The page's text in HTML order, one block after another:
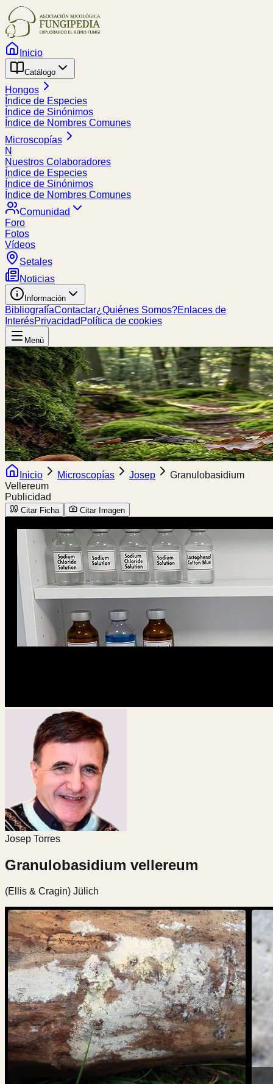
Inicio
Catálogo
Hongos
Índice de Especies
Índice de Sinónimos
Índice de Nombres Comunes
Microscopías
N
Nuestros Colaboradores
Índice de Especies
Índice de Sinónimos
Índice de Nombres Comunes
Comunidad
Foro
Fotos
Vídeos
Setales
Noticias
Información
BibliografíaContactar¿Quiénes Somos?Enlaces de
InterésPrivacidad Política de cookies
Menú
Inicio Microscopías Josep
Granulobasidium
Vellereum
Publicidad
Citar Ficha Citar Imagen
Josep Torres
Granulobasidium vellereum
(Ellis & Cragin) Jülich